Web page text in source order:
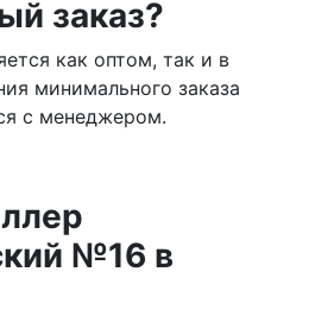
заказ?
как оптом, так и в
минимального заказа
с менеджером.
№16 в